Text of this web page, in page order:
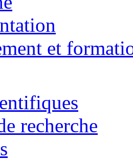
et
recherche